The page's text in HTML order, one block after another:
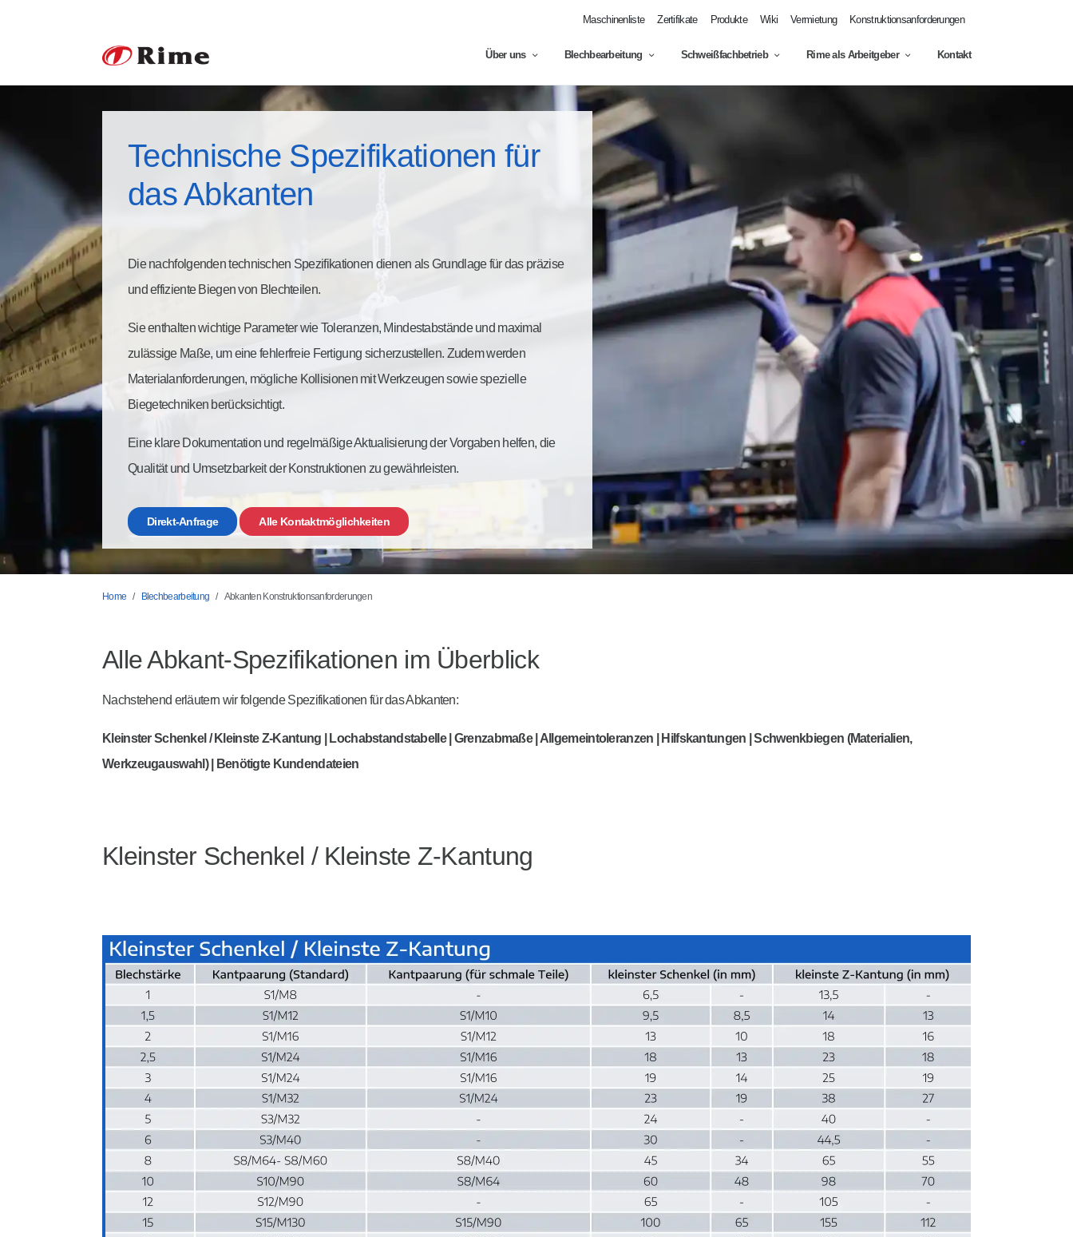
Maschinenliste Zertifikate Produkte Wiki Vermietung Konstruktionsanforderungen
Über uns Blechbearbeitung Schweißfachbetrieb Rime als Arbeitgeber Kontakt
Technische Spezifikationen für
das Abkanten
Die nachfolgenden technischen Spezifikationen dienen als Grundlage für das präzise
und effiziente Biegen von Blechteilen.
Sie enthalten wichtige Parameter wie Toleranzen, Mindestabstände und maximal
zulässige Maße, um eine fehlerfreie Fertigung sicherzustellen. Zudem werden
Materialanforderungen, mögliche Kollisionen mit Werkzeugen sowie spezielle
Biegetechniken berücksichtigt.
Eine klare Dokumentation und regelmäßige Aktualisierung der Vorgaben helfen, die
Qualität und Umsetzbarkeit der Konstruktionen zu gewährleisten.
Direkt-Anfrage Alle Kontaktmöglichkeiten
Home Blechbearbeitung Abkanten Konstruktionsanforderungen
Alle Abkant-Spezifikationen im Überblick
Nachstehend erläutern wir folgende Spezifikationen für das Abkanten:
Kleinster Schenkel / Kleinste Z-Kantung | Lochabstandstabelle | Grenzabmaße | Allgemeintoleranzen | Hilfskantungen | Schwenkbiegen (Materialien,
Werkzeugauswahl) | Benötigte Kundendateien
Kleinster Schenkel / Kleinste Z-Kantung